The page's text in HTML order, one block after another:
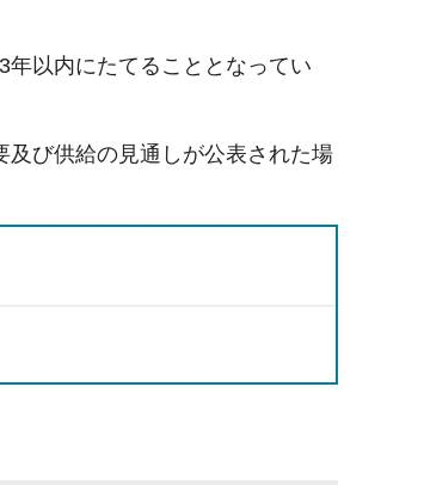
以内にたてることとなってい
び供給の見通しが公表された場